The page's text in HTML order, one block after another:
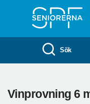
Sök
Vinprovning 6